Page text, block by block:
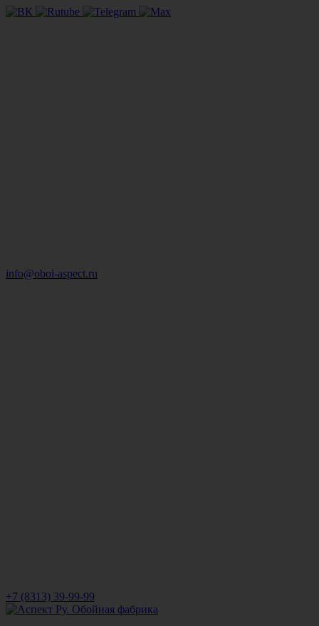
info@oboi-aspect.ru
+7 (8313) 39-99-99